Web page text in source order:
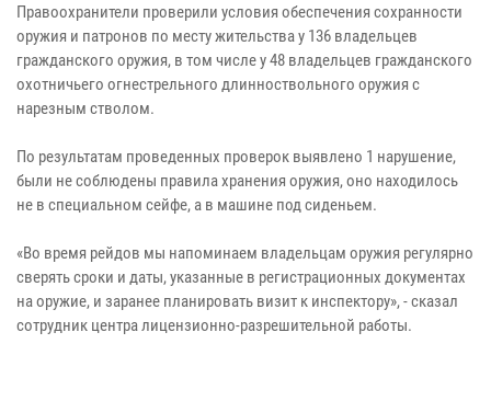
Правоохранители проверили условия обеспечения сохранности
оружия и патронов по месту жительства у 136 владельцев
гражданского оружия, в том числе у 48 владельцев гражданского
охотничьего огнестрельного длинноствольного оружия с
нарезным стволом.
По результатам проведенных проверок выявлено 1 нарушение,
были не соблюдены правила хранения оружия, оно находилось
не в специальном сейфе, а в машине под сиденьем.
«Во время рейдов мы напоминаем владельцам оружия регулярно
сверять сроки и даты, указанные в регистрационных документах
на оружие, и заранее планировать визит к инспектору», - сказал
сотрудник центра лицензионно-разрешительной работы.